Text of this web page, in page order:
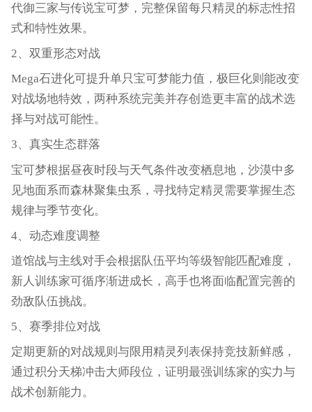
代御三家与传说宝可梦，完整保留每只精灵的标志性招
式和特性效果。
2、双重形态对战
Mega石进化可提升单只宝可梦能力值，极巨化则能改变
对战场地特效，两种系统完美并存创造更丰富的战术选
择与对战可能性。
3、真实生态群落
宝可梦根据昼夜时段与天气条件改变栖息地，沙漠中多
见地面系而森林聚集虫系，寻找特定精灵需要掌握生态
规律与季节变化。
4、动态难度调整
道馆战与主线对手会根据队伍平均等级智能匹配难度，
新人训练家可循序渐进成长，高手也将面临配置完善的
劲敌队伍挑战。
5、赛季排位对战
定期更新的对战规则与限用精灵列表保持竞技新鲜感，
通过积分天梯冲击大师段位，证明最强训练家的实力与
战术创新能力。